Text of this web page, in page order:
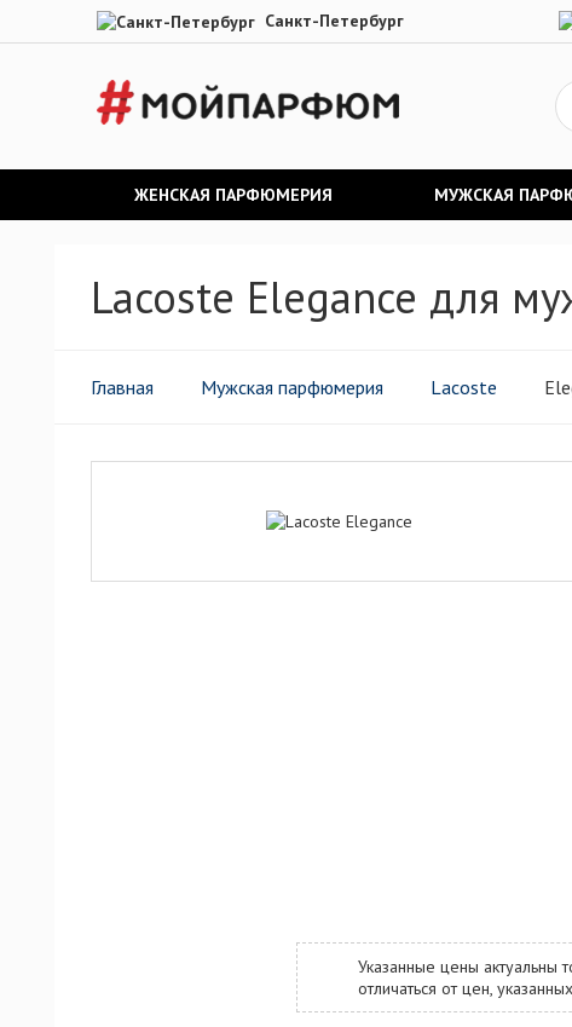
Санкт-Петербург
ЖЕНСКАЯ ПАРФЮМЕРИЯ МУЖСКАЯ
Lacoste Elegance для
Главная Мужская парфюмерия Lacoste
Указанные цены актуальны
отличаться от цен,